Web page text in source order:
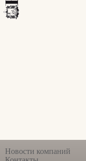
Новости компаний